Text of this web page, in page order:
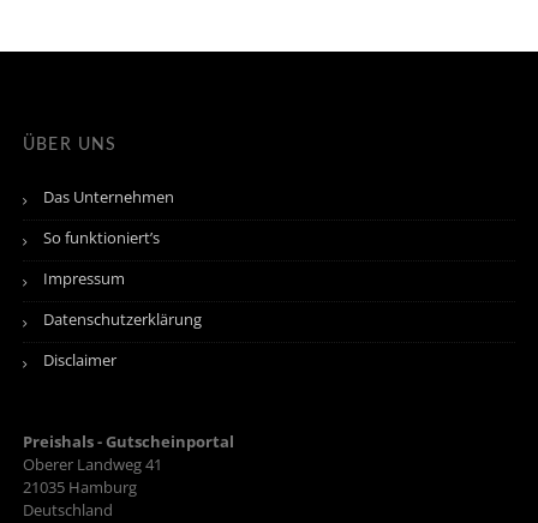
ÜBER UNS
Das Unternehmen
So funktioniert’s
Impressum
Datenschutzerklärung
Disclaimer
Preishals - Gutscheinportal
Oberer Landweg 41
21035 Hamburg
Deutschland